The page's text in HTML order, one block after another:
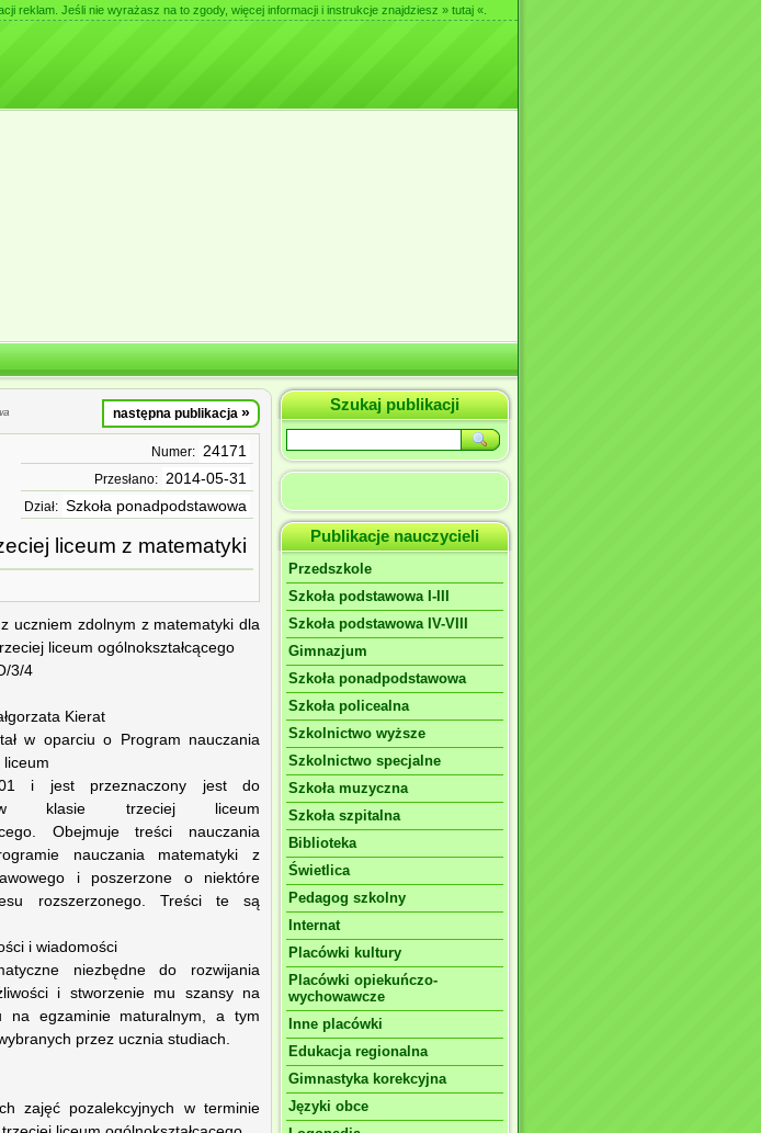
reklam. Jeśli nie wyrażasz na to zgody, więcej informacji i instrukcje znajdziesz » tutaj «
następna publikacja »
Numer: 24171
Przesłano: 2014-05-31
Dział: Szkoła ponadpodstawowa
liceum z matematyki
uczniem zdolnym z matematyki dla
liceum ogólnokształcącego
3/4
Kierat
w oparciu o Program nauczania
liceum
01 i jest przeznaczony jest do
klasie trzeciej liceum
Obejmuje treści nauczania
nauczania matematyki z
i poszerzone o niektóre
rozszerzonego. Treści te są
i wiadomości
niezbędne do rozwijania
i stworzenie mu szansy na
na egzaminie maturalnym, a tym
przez ucznia studiach.
zajęć pozalekcyjnych w terminie
Szukaj publikacji
Publikacje nauczycieli
Przedszkole
Szkoła podstawowa I-III
Szkoła podstawowa IV-VIII
Gimnazjum
Szkoła ponadpodstawowa
Szkoła policealna
Szkolnictwo wyższe
Szkolnictwo specjalne
Szkoła muzyczna
Szkoła szpitalna
Biblioteka
Świetlica
Pedagog szkolny
Internat
Placówki kultury
Placówki opiekuńczo-
wychowawcze
Inne placówki
Edukacja regionalna
Gimnastyka korekcyjna
Języki obce